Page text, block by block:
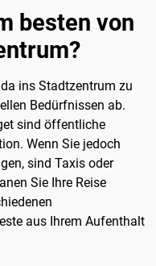
besten von
ins Stadtzentrum zu
Bedürfnissen ab.
sind öffentliche
Wenn Sie jedoch
sind Taxis oder
Sie Ihre Reise
aus Ihrem Aufenthalt